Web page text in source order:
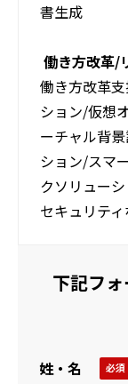
書生成
働き方改革/
働き方改革
ション/仮想
ーチャル背
ション/スマ
クソリュー
セキュリテ
下記フ
姓・名